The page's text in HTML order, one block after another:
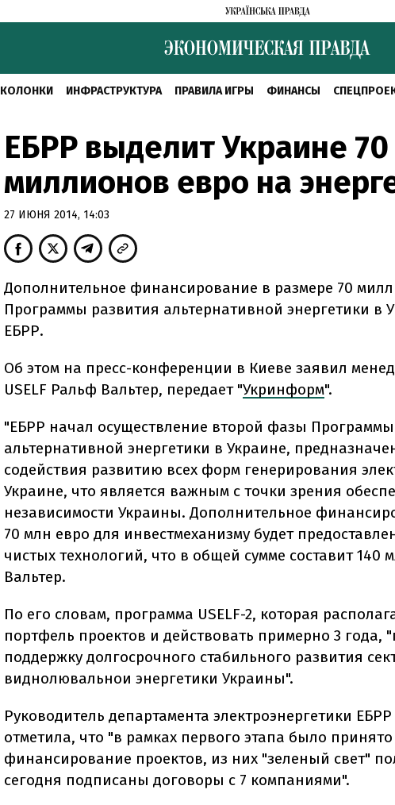
КОЛОНКИ ИНФРАСТРУКТУРА ПРАВИЛА ИГРЫ ФИНАНСЫ
ЕБРР выделит Украине 70
миллионов евро на
27 ИЮНЯ 2014, 14:03
Дополнительное финансирование в размере 70
Программы развития альтернативной энергетики в
ЕБРР.
Об этом на пресс-конференции в Киеве заявил
USELF Ральф Вальтер, передает "Укринформ".
"ЕБРР начал осуществление второй фазы
альтернативной энергетики в Украине,
содействия развитию всех форм генерирования
Украине, что является важным с точки зрения
независимости Украины. Дополнительное
70 млн евро для инвестмеханизму будет
чистых технологий, что в общей сумме составит 140
Вальтер.
По его словам, программа USELF-2, которая
портфель проектов и действовать примерно 3 года,
поддержку долгосрочного стабильного развития
виднолювальнои энергетики Украины".
Руководитель департамента электроэнергетики
отметила, что "в рамках первого этапа было
финансирование проектов, из них "зеленый свет"
сегодня подписаны договоры с 7 компаниями".